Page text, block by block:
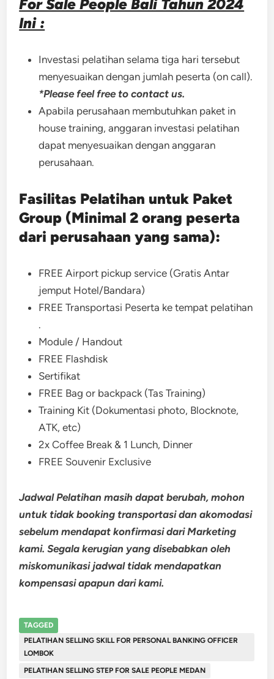
For Sale People Bali Tahun 2024
Ini :
Investasi pelatihan selama tiga hari tersebut
menyesuaikan dengan jumlah peserta (on call).
*Please feel free to contact us.
Apabila perusahaan membutuhkan paket in
house training, anggaran investasi pelatihan
dapat menyesuaikan dengan anggaran
perusahaan.
Fasilitas Pelatihan untuk Paket
Group (Minimal 2 orang peserta
dari perusahaan yang sama):
FREE Airport pickup service (Gratis Antar
jemput Hotel/Bandara)
FREE Transportasi Peserta ke tempat pelatihan
.
Module / Handout
FREE Flashdisk
Sertifikat
FREE Bag or backpack (Tas Training)
Training Kit (Dokumentasi photo, Blocknote,
ATK, etc)
2x Coffee Break & 1 Lunch, Dinner
FREE Souvenir Exclusive
Jadwal Pelatihan masih dapat berubah, mohon
untuk tidak booking transportasi dan akomodasi
sebelum mendapat konfirmasi dari Marketing
kami. Segala kerugian yang disebabkan oleh
miskomunikasi jadwal tidak mendapatkan
kompensasi apapun dari kami.
TAGGED
PELATIHAN SELLING SKILL FOR PERSONAL BANKING OFFICER
LOMBOK
PELATIHAN SELLING STEP FOR SALE PEOPLE MEDAN